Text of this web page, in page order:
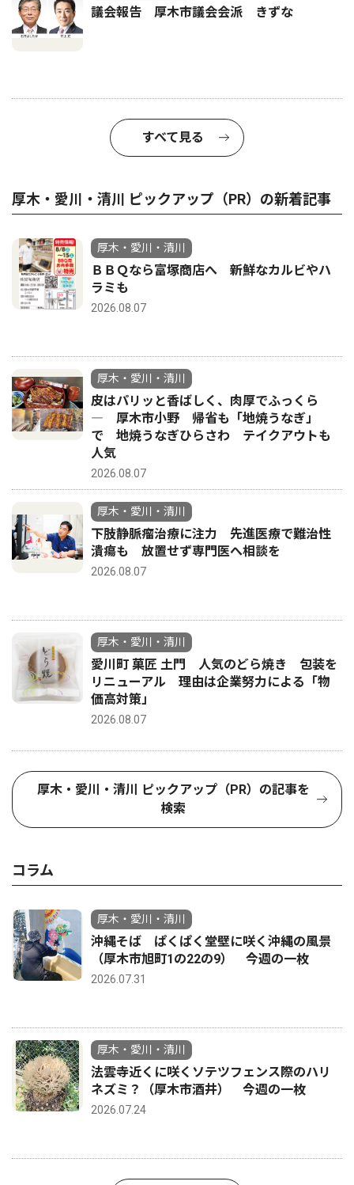
議会報告 厚木市議会会派 きずな
すべて見る
厚木・愛川・清川 ピックアップ（PR）の新着記事
厚木・愛川・清川
ＢＢＱなら富塚商店へ 新鮮なカルビやハ
ラミも
2026.08.07
厚木・愛川・清川
皮はパリッと香ばしく、肉厚でふっくら
― 厚木市小野 帰省も「地焼うなぎ」
で 地焼うなぎひらさわ テイクアウトも
人気
2026.08.07
厚木・愛川・清川
下肢静脈瘤治療に注力 先進医療で難治性
潰瘍も 放置せず専門医へ相談を
2026.08.07
厚木・愛川・清川
愛川町 菓匠 土門 人気のどら焼き 包装を
リニューアル 理由は企業努力による「物
価高対策」
2026.08.07
厚木・愛川・清川 ピックアップ（PR）の記事を
検索
コラム
厚木・愛川・清川
沖縄そば ぱくぱく堂壁に咲く沖縄の風景
（厚木市旭町1の22の9） 今週の一枚
2026.07.31
厚木・愛川・清川
法雲寺近くに咲くソテツフェンス際のハリ
ネズミ？（厚木市酒井） 今週の一枚
2026.07.24